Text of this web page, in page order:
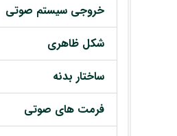
خروجی سیستم صوتی
شکل ظاهری
ساختار بدنه
فرمت های صوتی